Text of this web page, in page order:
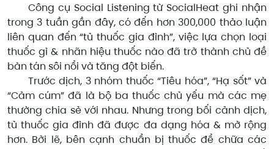
Công cụ Social Listening từ SocialHeat ghi nhận
trong 3 tuần gần đây, có đến hơn 300,000 thảo luận
liên quan đến “tủ thuốc gia đình”, việc lựa chọn loại
thuốc gì & nhãn hiệu thuốc nào đã trở thành chủ đề
bàn tán sôi nổi và tăng đột biến.
Trước dịch, 3 nhóm thuốc “Tiêu hóa”, “Hạ sốt” và
“Cảm cúm” đã là bộ ba thuốc chủ yếu mà các mẹ
thường chia sẻ với nhau. Nhưng trong bối cảnh dịch,
tủ thuốc gia đình đã được đa dạng hóa & mở rộng
hơn. Bởi lẽ, bên cạnh chuẩn bị thuốc để chữa các